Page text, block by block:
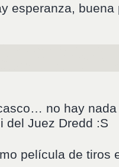
esperanza,
no hay
del Juez Dredd :S
película de tiros